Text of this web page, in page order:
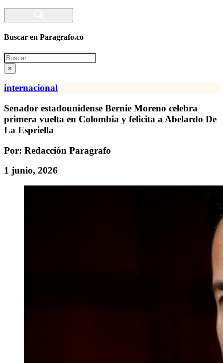
Buscar en Paragrafo.co
Search
×
internacional
Senador estadounidense Bernie Moreno celebra
primera vuelta en Colombia y felicita a Abelardo De
La Espriella
Por: Redacción Paragrafo
1 junio, 2026